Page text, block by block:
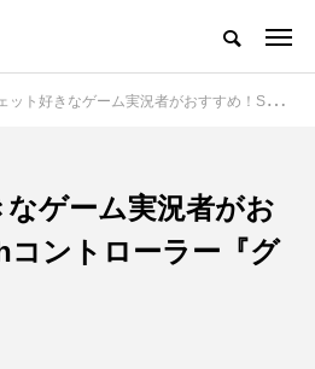
好きなゲーム実況者がおすすめ！Switchコントローラー『グリコンα』
ゲーム実況者がお
ントローラー『グ